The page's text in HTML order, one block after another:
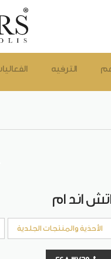
الترفيه
اند ام
الأحذية والمنتجات الجلدية